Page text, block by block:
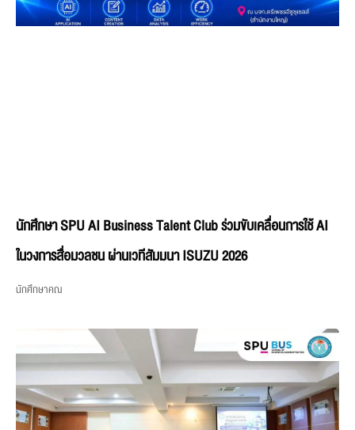
นักศึกษา SPU AI Business Talent Club ร่วมขับเคลื่อนการใช้ AI
ในวงการสื่อมวลชน ผ่านเวทีสัมมนา ISUZU 2026
นักศึกษาคณ